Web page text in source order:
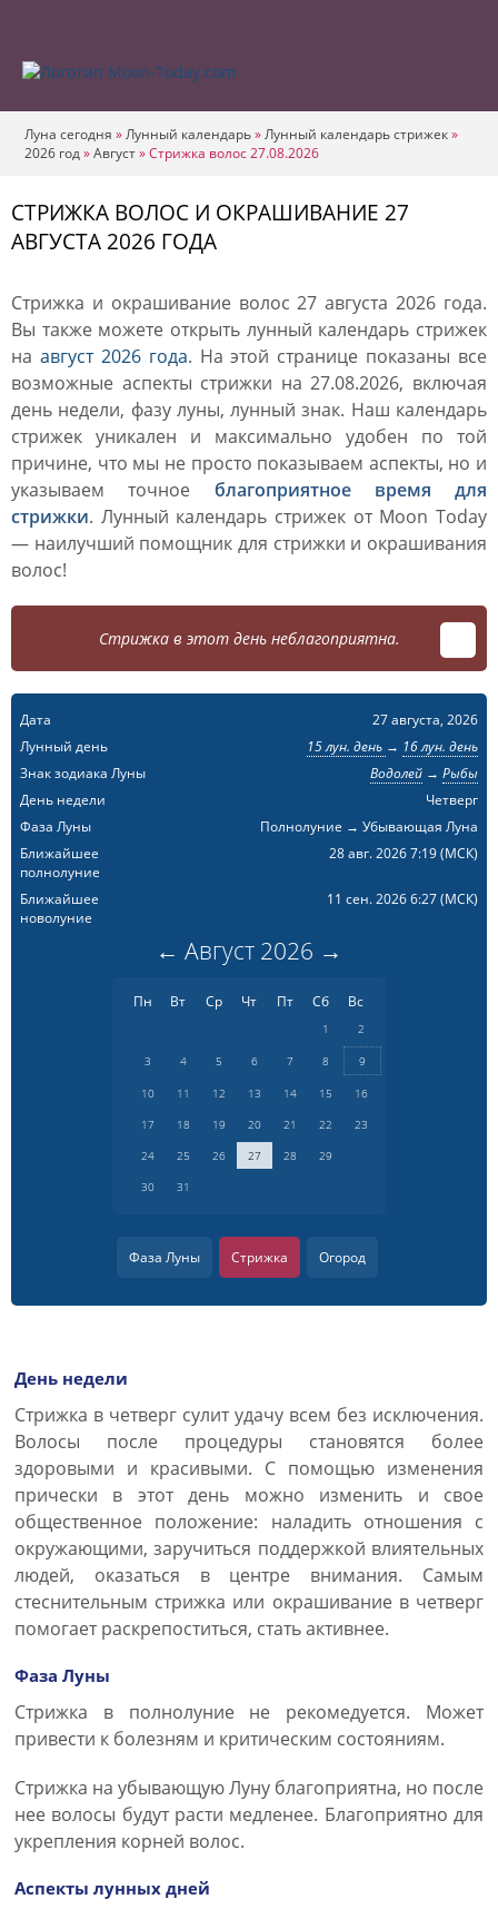
Луна сегодня »Лунный календарь»Лунный календарь стрижек»
2026 год»Август»Стрижка волос 27.08.2026
СТРИЖКА ВОЛОС И ОКРАШИВАНИЕ 27
АВГУСТА 2026 ГОДА
Стрижка и окрашивание волос 27 августа 2026 года.
Вы также можете открыть лунный календарь стрижек
на август 2026 года. На этой странице показаны все
возможные аспекты стрижки на 27.08.2026, включая
день недели, фазу луны, лунный знак. Наш календарь
стрижек уникален и максимально удобен по той
причине, что мы не просто показываем аспекты, но и
указываем точное благоприятное время для
стрижки. Лунный календарь стрижек от Moon Today
— наилучший помощник для стрижки и окрашивания
волос!
Стрижка в этот день неблагоприятна.
Дата
27 августа, 2026
Лунный день
15 лун. день → 16 лун. день
Знак зодиака Луны
Водолей→ Рыбы
День недели
Четверг
Фаза Луны
Полнолуние → Убывающая Луна
Ближайшее
полнолуние
28 авг. 2026 7:19(МСК)
Ближайшее
новолуние
11 сен. 2026 6:27(МСК)
← Август 2026 →
Пн Вт Ср Чт Пт Сб Вс
1 2
3 4 5 6 7 8 9
10 11 12 13 14 15
16
17
18 19 20 21 22
23
24
25 26 27 28
29
30
31
Фаза Луны Стрижка Огород
День недели
Cтрижка в четверг сулит удачу всем без исключения.
Волосы после процедуры становятся более
здоровыми и красивыми. С помощью изменения
прически в этот день можно изменить и свое
общественное положение: наладить отношения с
окружающими, заручиться поддержкой влиятельных
людей, оказаться в центре внимания. Самым
стеснительным стрижка или окрашивание в четверг
помогает раскрепоститься, стать активнее.
Фаза Луны
Стрижка в полнолуние не рекомедуется. Может
привести к болезням и критическим состояниям.
Стрижка на убывающую Луну благоприятна, но после
нее волосы будут расти медленее. Благоприятно для
укрепления корней волос.
Аспекты лунных дней